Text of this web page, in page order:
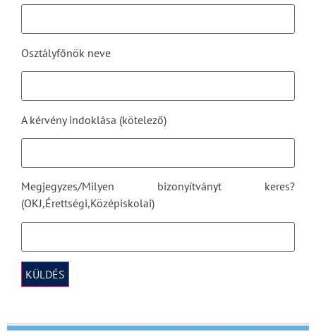
Osztályfőnök neve
A kérvény indoklása (kötelező)
Megjegyzes/Milyen bizonyítványt keres?
(OKJ,Érettségi,Középiskolai)